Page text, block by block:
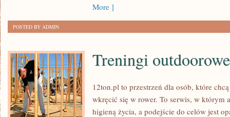
More ]
POSTED BY ADMIN
Treningi outdoorowe
12ton.pl to przestrzeń dla osób, które
wkręcić się w rower. To serwis, w którym
higieną życia, a podejście do celów jest